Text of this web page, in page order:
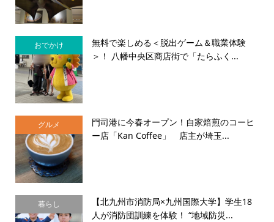
おでかけ
無料で楽しめる＜脱出ゲーム＆職業体験
＞！ 八幡中央区商店街で「たらふく...
グルメ
門司港に今春オープン！自家焙煎のコーヒ
ー店「Kan Coffee」 店主が埼玉...
暮らし
【北九州市消防局×九州国際大学】学生18
人が消防団訓練を体験！ “地域防災...